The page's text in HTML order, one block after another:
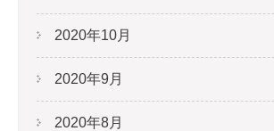
2020年10月
2020年9月
2020年8月